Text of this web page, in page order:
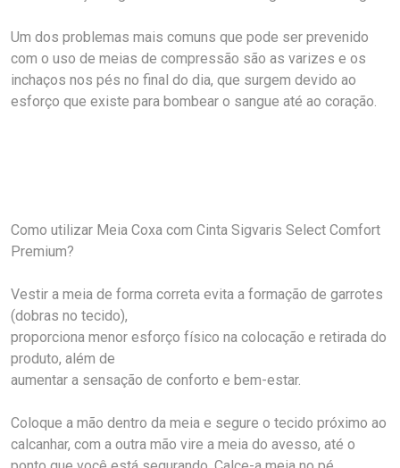
Um dos problemas mais comuns que pode ser prevenido
com o uso de meias de compressão são as varizes e os
inchaços nos pés no final do dia, que surgem devido ao
esforço que existe para bombear o sangue até ao coração.
Como utilizar Meia Coxa com Cinta Sigvaris Select Comfort
Premium?
Vestir a meia de forma correta evita a formação de garrotes
(dobras no tecido),
proporciona menor esforço físico na colocação e retirada do
produto, além de
aumentar a sensação de conforto e bem-estar.
Coloque a mão dentro da meia e segure o tecido próximo ao
calcanhar, com a outra mão vire a meia do avesso, até o